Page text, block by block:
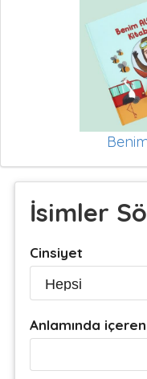
İsimler
Cinsiyet
Anlamında içeren